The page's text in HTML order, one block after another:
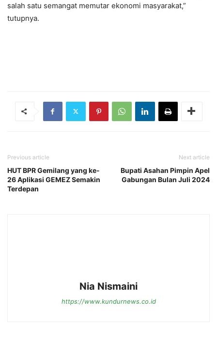
salah satu semangat memutar ekonomi masyarakat,”
tutupnya.
Previous article
HUT BPR Gemilang yang ke-
26 Aplikasi GEMEZ Semakin
Terdepan
Next article
Bupati Asahan Pimpin Apel
Gabungan Bulan Juli 2024
Nia Nismaini
https://www.kundurnews.co.id